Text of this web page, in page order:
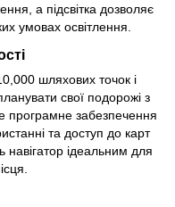
а підсвітка дозволяє
умовах освітлення.
шляхових точок і
свої подорожі з
програмне забезпечення
та доступ до карт
ідеальним для